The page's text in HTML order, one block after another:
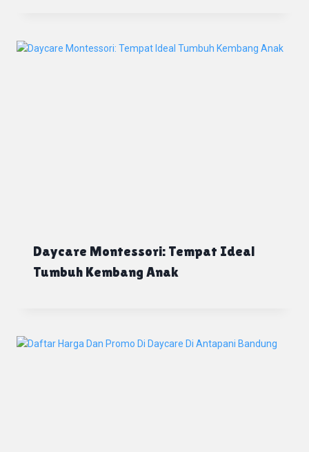
Daycare Montessori: Tempat Ideal
Tumbuh Kembang Anak